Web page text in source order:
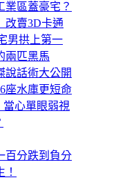
業區蓋豪宅？
賣3D卡通
男拱上第一
兩匹黑馬
說話術大公開
座水庫更短命
心單眼弱視
百分跌到負分